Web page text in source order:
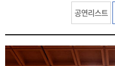
공연리스트